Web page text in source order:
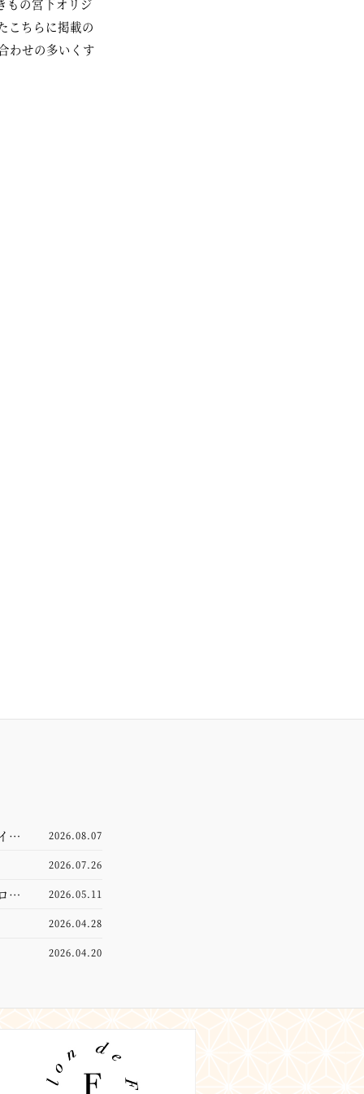
もの宮下オリジ
こちらに掲載の
わせの多いくす
ン
2026.08.07
2026.07.26
が
2026.05.11
2026.04.28
2026.04.20